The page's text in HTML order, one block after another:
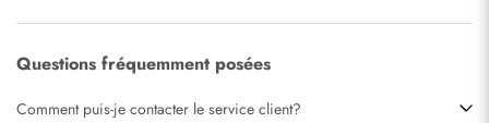
Questions fréquemment posées
Comment puis-je contacter le service client?